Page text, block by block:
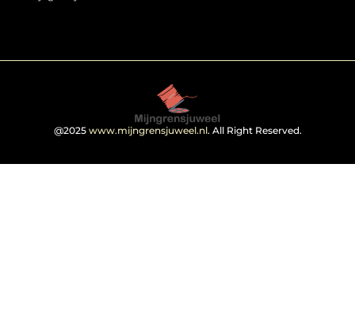
@2025 www.mijngrensjuweel.nl. All Right Reserved.